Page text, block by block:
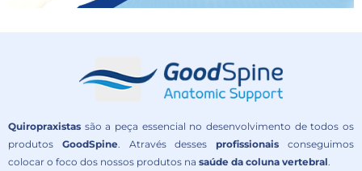
Quiropraxistas são a peça essencial no desenvolvimento de todos os
produtos GoodSpine. Através dessesprofissionais conseguimos
colocar o foco dos nossos produtos na saúde da coluna vertebral.